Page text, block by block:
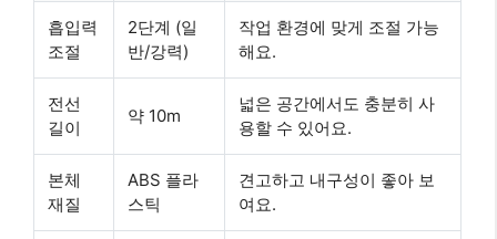
흡입력
조절
2단계 (일
반/강력)
작업 환경에 맞게 조절 가능
해요.
전선
길이
약 10m
넓은 공간에서도 충분히 사
용할 수 있어요.
본체
재질
ABS 플라
스틱
견고하고 내구성이 좋아 보
여요.